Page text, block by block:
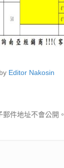
by Editor Nakosin
件地址不會公開。